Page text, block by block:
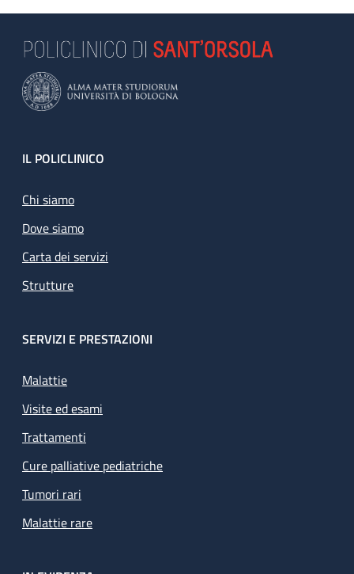
Footer
IL POLICLINICO
Chi siamo
Dove siamo
Carta dei servizi
Strutture
SERVIZI E PRESTAZIONI
Malattie
Visite ed esami
Trattamenti
Cure palliative pediatriche
Tumori rari
Malattie rare